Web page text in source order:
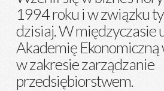
1994 roku i w związku
dzisiaj. W międzyczasie
Akademię Ekonomiczną
w zakresie zarządzanie
przedsiębiorstwem.